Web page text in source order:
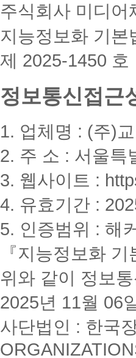
주식회사 미디어
지능정보화 기본
제 2025-1450 호
정보통신접근
1. 업체명 : (주)
2. 주 소 : 서울특
3. 웹사이트 :
4. 유효기간 :
5. 인증범위 : 해
『지능정보화
위와 같이 정보
2025년 11월 06
사단법인 : 한국